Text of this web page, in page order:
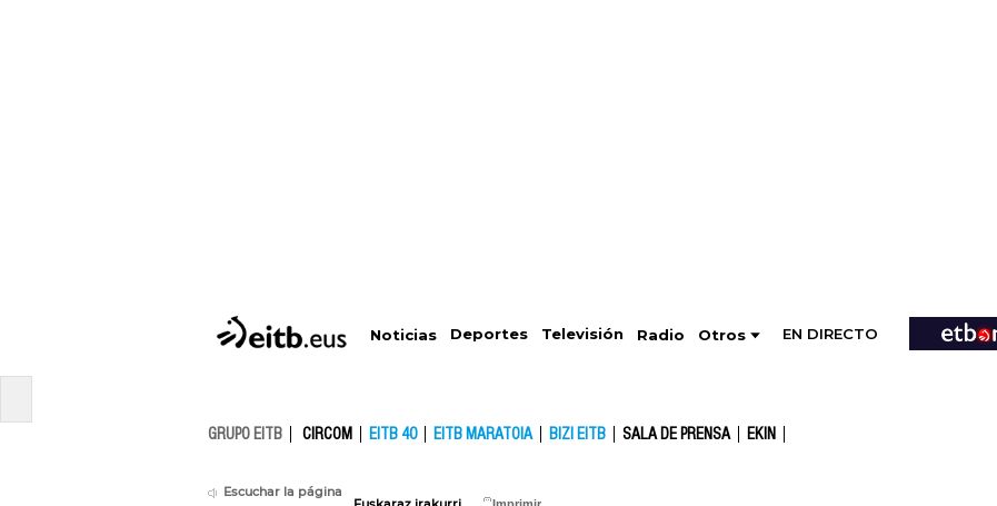
Noticias Deportes Televisión Radio Otros EN DIRECTO
GRUPO EITB CIRCOM EITB 40 EITB MARATOIA BIZI EITB SALA DE PRENSA EKIN
Escuchar la página